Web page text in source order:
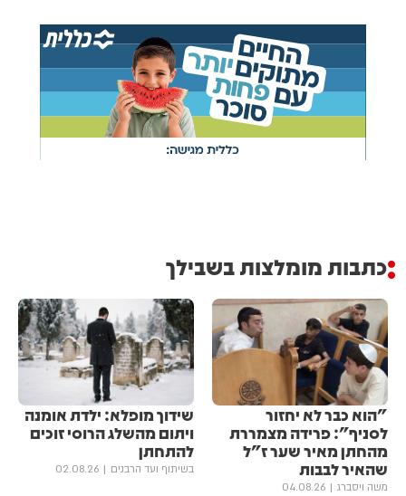
כתבות מומלצות בשבילך
"הוא כבר לא יחזור
לסניף": פרידה מצמררת
מהחתן מאיר שער ז"ל
שהאיר לבבות
משה ויסברג 04.08.26
שידוך מופלא: ילדת אומנה
ויתום מהשלג הרוסי זוכים
להתחתן
בשיתוף ועד הרבנים 02.08.26